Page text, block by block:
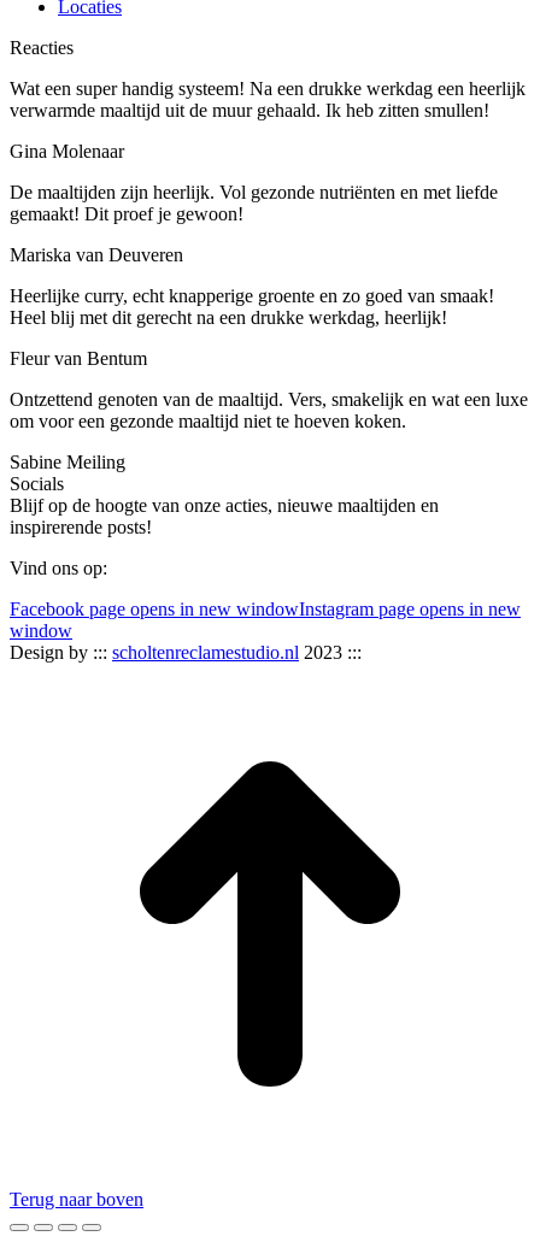
Locaties
Reacties
Wat een super handig systeem! Na een drukke werkdag een heerlijk
verwarmde maaltijd uit de muur gehaald. Ik heb zitten smullen!
Gina Molenaar
De maaltijden zijn heerlijk. Vol gezonde nutriënten en met liefde
gemaakt! Dit proef je gewoon!
Mariska van Deuveren
Heerlijke curry, echt knapperige groente en zo goed van smaak!
Heel blij met dit gerecht na een drukke werkdag, heerlijk!
Fleur van Bentum
Ontzettend genoten van de maaltijd. Vers, smakelijk en wat een luxe
om voor een gezonde maaltijd niet te hoeven koken.
Sabine Meiling
Socials
Blijf op de hoogte van onze acties, nieuwe maaltijden en
inspirerende posts!
Vind ons op:
Facebook page opens in new windowInstagram page opens in new
window
Design by ::: scholtenreclamestudio.nl 2023 :::
Terug naar boven